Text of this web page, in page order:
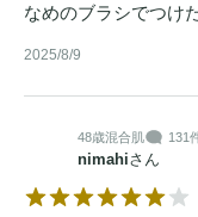
なめのブラシでつけ
2025/8/9
48歳混合肌 131
nimahiさん